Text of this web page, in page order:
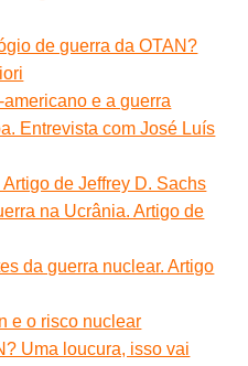
de guerra da OTAN?
e a guerra
Entrevista com José Luís
de Jeffrey D. Sachs
na Ucrânia. Artigo de
da guerra nuclear. Artigo
e o risco nuclear
Uma loucura, isso vai